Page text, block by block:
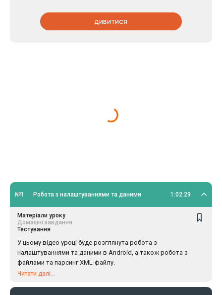
ДИВИТИСЯ
№1 Робота з налаштуваннями та даними 1:02:29
Матеріали уроку
Домашні завдання
Тестування
У цьому відео уроці буде розглянута робота з
налаштуваннями та даними в Android, а також робота з
файлами та парсинг XML-файлу.
Читати далі...